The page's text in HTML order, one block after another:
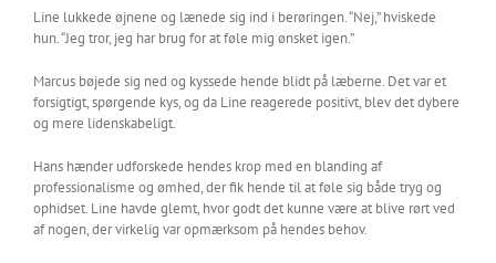
Line lukkede øjnene og lænede sig ind i berøringen. “Nej,” hviskede
hun. “Jeg tror, jeg har brug for at føle mig ønsket igen.”
Marcus bøjede sig ned og kyssede hende blidt på læberne. Det var et
forsigtigt, spørgende kys, og da Line reagerede positivt, blev det dybere
og mere lidenskabeligt.
Hans hænder udforskede hendes krop med en blanding af
professionalisme og ømhed, der fik hende til at føle sig både tryg og
ophidset. Line havde glemt, hvor godt det kunne være at blive rørt ved
af nogen, der virkelig var opmærksom på hendes behov.